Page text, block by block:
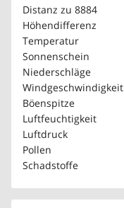
Distanz zu 8884
Höhendifferenz
Temperatur
Sonnenschein
Niederschläge
Windgeschwindigkeit
Böenspitze
Luftfeuchtigkeit
Luftdruck
Pollen
Schadstoffe